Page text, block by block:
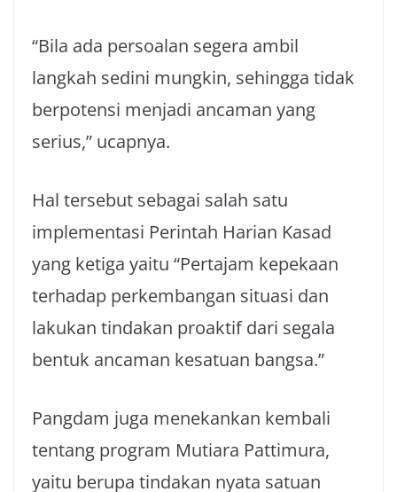
“Bila ada persoalan segera ambil
langkah sedini mungkin, sehingga tidak
berpotensi menjadi ancaman yang
serius,” ucapnya.
Hal tersebut sebagai salah satu
implementasi Perintah Harian Kasad
yang ketiga yaitu “Pertajam kepekaan
terhadap perkembangan situasi dan
lakukan tindakan proaktif dari segala
bentuk ancaman kesatuan bangsa.”
Pangdam juga menekankan kembali
tentang program Mutiara Pattimura,
yaitu berupa tindakan nyata satuan